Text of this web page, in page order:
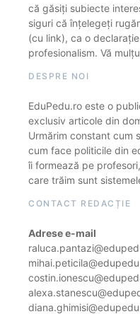
că găsiți subiecte
siguri că înțelegeți
(cu link), ca o
profesionalism. Vă
DESPRE NOI
EduPedu.ro este o
exclusiv articole din
Urmărim constant cum
cum face politicile din
îi formează pe
care trăim sunt
CONTACT REDACȚIE
Adrese e-mail